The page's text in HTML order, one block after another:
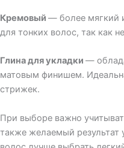
Кремовый — более мягкий
для тонких волос, так как
Глина для укладки —
матовым финишем.
стрижек.
При выборе важно
также желаемый результат